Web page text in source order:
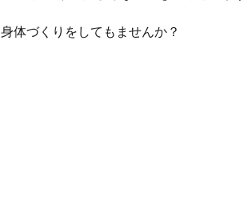
体づくりをしてもませんか？